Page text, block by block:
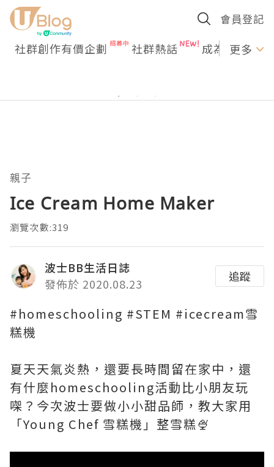
會員登記
社群創作有價企劃 社群熱話 成為U更多
親子
Ice Cream Home Maker
瀏覽次數:319
波士BB生活日誌
發佈於 2020.08.23
追蹤
#homeschooling #STEM #icecream雪
糕機
夏天天氣炎熱，還要長時間留在家中，還
有什麼homeschooling活動比小朋友玩
㗎？今次波士要做小小甜品師，教大家用
「Young Chef 雪糕機」整雪糕🍨